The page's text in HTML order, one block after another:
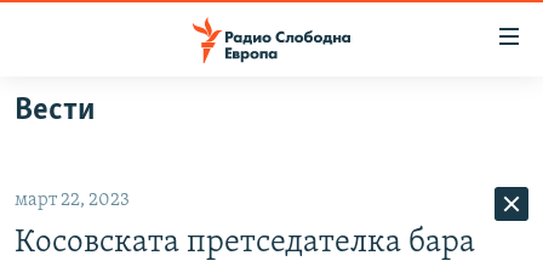
Оди
на
главната
ВИЗУЕЛНО
Вести
март 22, 2023
Косовската претседателка бара